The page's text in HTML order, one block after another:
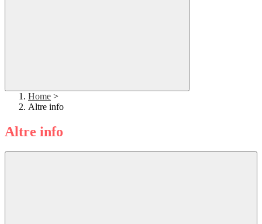
Home >
Altre info
Altre info